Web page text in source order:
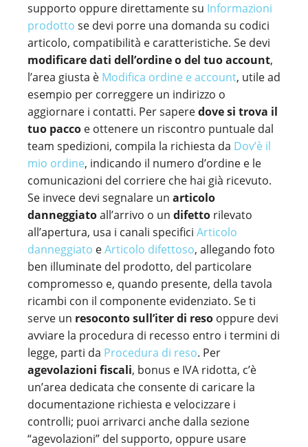
supporto oppure direttamente su Informazioni
prodotto se devi porre una domanda su codici
articolo, compatibilità e caratteristiche. Se devi
modificare dati dell’ordine o del tuo account,
l’area giusta è Modifica ordine e account, utile ad
esempio per correggere un indirizzo o
aggiornare i contatti. Per saperedove si trova il
tuo pacco e ottenere un riscontro puntuale dal
team spedizioni, compila la richiesta da Dov’è il
mio ordine, indicando il numero d’ordine e le
comunicazioni del corriere che hai già ricevuto.
Se invece devi segnalare un articolo
danneggiatoall’arrivo o un difetto rilevato
all’apertura, usa i canali specifici Articolo
danneggiato eArticolo difettoso, allegando foto
ben illuminate del prodotto, del particolare
compromesso e, quando presente, della tavola
ricambi con il componente evidenziato. Se ti
serve un resoconto sull’iter di reso oppure devi
avviare la procedura di recesso entro i termini di
legge, parti da Procedura di reso. Per
agevolazioni fiscali, bonus e IVA ridotta, c’è
un’area dedicata che consente di caricare la
documentazione richiesta e velocizzare i
controlli; puoi arrivarci anche dalla sezione
“agevolazioni” del supporto, oppure usare